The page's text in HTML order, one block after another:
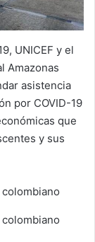
UNICEF y el
Amazonas
asistencia
por COVID-19
que
y sus